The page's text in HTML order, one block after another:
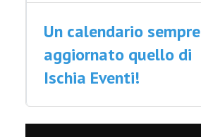
Un calendario sempre
aggiornato quello di
Ischia Eventi!